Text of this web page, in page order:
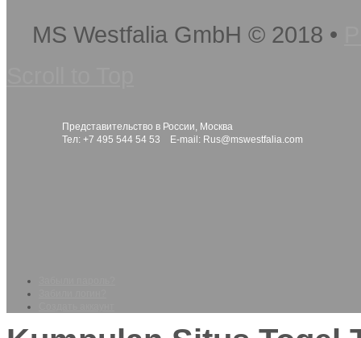
MS Westfalia GmbH © 2018 •
Представительство в России, Москва
Тел: +7 495 544 54 53 E-mail: Rus@mswestfalia.com